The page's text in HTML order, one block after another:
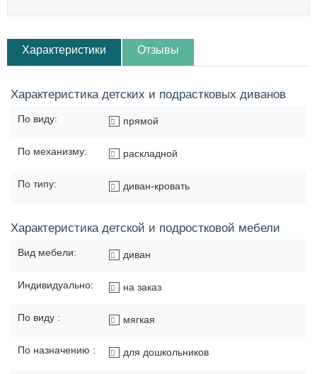
Характеристики Отзывы
Характеристика детских и подрастковых диванов
По виду: прямой
По механизму: раскладной
По типу: диван-кровать
Характеристика детской и подростковой мебели
Вид мебели: диван
Индивидуально: на заказ
По виду : мягкая
По назначению : для дошкольников